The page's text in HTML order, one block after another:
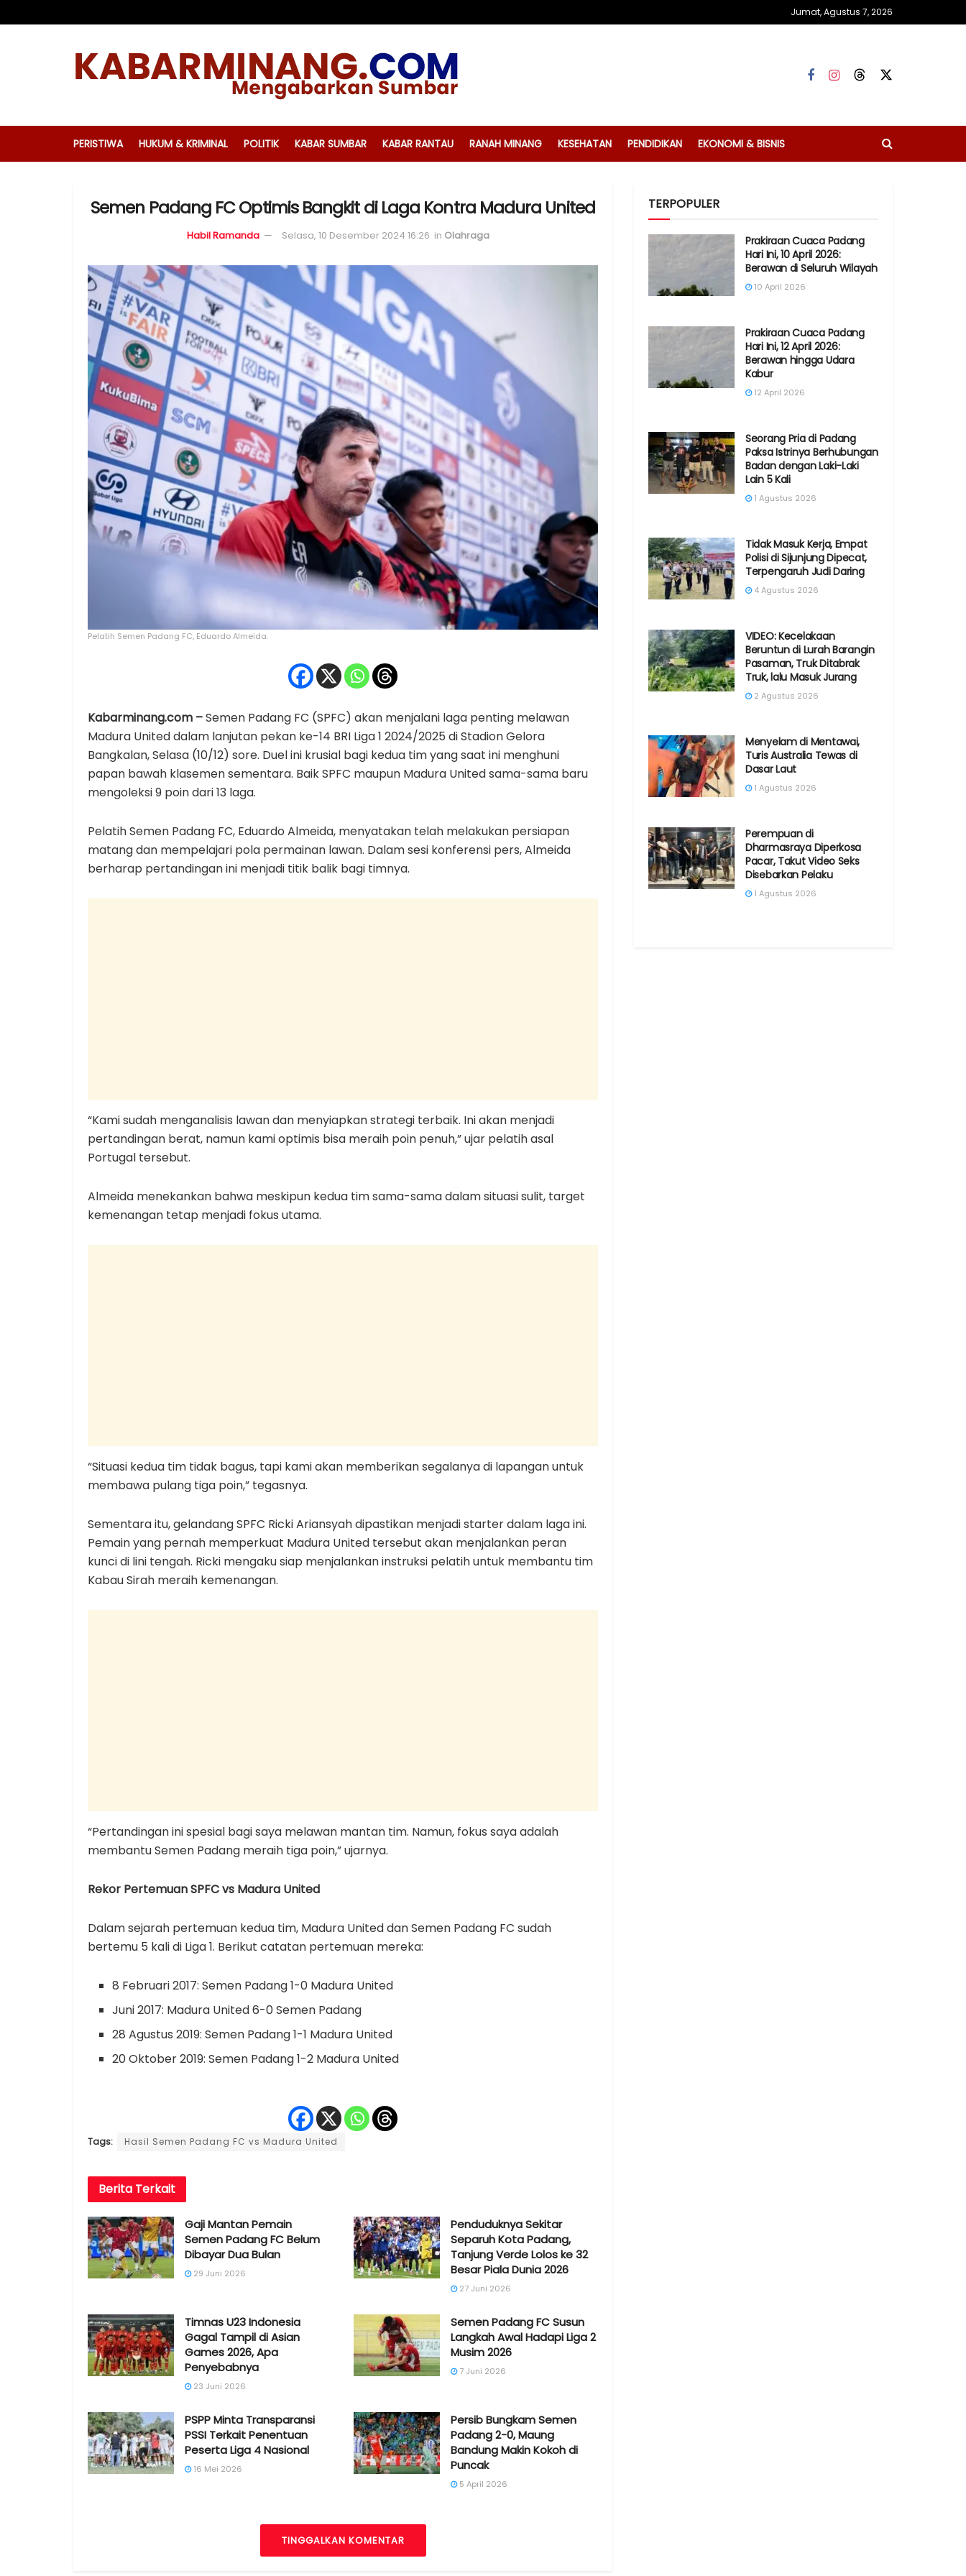
Jumat, Agustus 7, 2026
PERISTIWA HUKUM & KRIMINAL POLITIK KABAR SUMBAR KABAR RANTAU RANAH MINANG KESEHATAN PENDIDIKAN EKONOMI & BISNIS
Semen Padang FC Optimis Bangkit di Laga Kontra Madura United
Habil Ramanda Selasa, 10 Desember 2024 16:26 in Olahraga
Pelatih Semen Padang FC, Eduardo Almeida.
Kabarminang.com –Semen Padang FC (SPFC) akan menjalani laga penting melawan
Madura United dalam lanjutan pekan ke-14 BRI Liga 1 2024/2025 di Stadion Gelora
Bangkalan, Selasa (10/12) sore. Duel ini krusial bagi kedua tim yang saat ini menghuni
papan bawah klasemen sementara. Baik SPFC maupun Madura United sama-sama baru
mengoleksi 9 poin dari 13 laga.
Pelatih Semen Padang FC, Eduardo Almeida, menyatakan telah melakukan persiapan
matang dan mempelajari pola permainan lawan. Dalam sesi konferensi pers, Almeida
berharap pertandingan ini menjadi titik balik bagi timnya.
“Kami sudah menganalisis lawan dan menyiapkan strategi terbaik. Ini akan menjadi
pertandingan berat, namun kami optimis bisa meraih poin penuh,” ujar pelatih asal
Portugal tersebut.
Almeida menekankan bahwa meskipun kedua tim sama-sama dalam situasi sulit, target
kemenangan tetap menjadi fokus utama.
“Situasi kedua tim tidak bagus, tapi kami akan memberikan segalanya di lapangan untuk
membawa pulang tiga poin,” tegasnya.
Sementara itu, gelandang SPFC Ricki Ariansyah dipastikan menjadi starter dalam laga ini.
Pemain yang pernah memperkuat Madura United tersebut akan menjalankan peran
kunci di lini tengah. Ricki mengaku siap menjalankan instruksi pelatih untuk membantu tim
Kabau Sirah meraih kemenangan.
“Pertandingan ini spesial bagi saya melawan mantan tim. Namun, fokus saya adalah
membantu Semen Padang meraih tiga poin,” ujarnya.
Rekor Pertemuan SPFC vs Madura United
Dalam sejarah pertemuan kedua tim, Madura United dan Semen Padang FC sudah
bertemu 5 kali di Liga 1. Berikut catatan pertemuan mereka:
8 Februari 2017: Semen Padang 1-0 Madura United
Juni 2017: Madura United 6-0 Semen Padang
28 Agustus 2019: Semen Padang 1-1 Madura United
20 Oktober 2019: Semen Padang 1-2 Madura United
Tags: Hasil Semen Padang FC vs Madura United
Berita Terkait
Gaji Mantan Pemain
Semen Padang FC Belum
Dibayar Dua Bulan
29 Juni 2026
Penduduknya Sekitar
Separuh Kota Padang,
Tanjung Verde Lolos ke 32
Besar Piala Dunia 2026
27 Juni 2026
Timnas U23 Indonesia
Gagal Tampil di Asian
Games 2026, Apa
Penyebabnya
23 Juni 2026
Semen Padang FC Susun
Langkah Awal Hadapi Liga 2
Musim 2026
7 Juni 2026
PSPP Minta Transparansi
PSSI Terkait Penentuan
Peserta Liga 4 Nasional
16 Mei 2026
Persib Bungkam Semen
Padang 2-0, Maung
Bandung Makin Kokoh di
Puncak
5 April 2026
TINGGALKAN KOMENTAR
TERPOPULER
Prakiraan Cuaca Padang
Hari Ini, 10 April 2026:
Berawan di Seluruh Wilayah
10 April 2026
Prakiraan Cuaca Padang
Hari Ini, 12 April 2026:
Berawan hingga Udara
Kabur
12 April 2026
Seorang Pria di Padang
Paksa Istrinya Berhubungan
Badan dengan Laki-Laki
Lain 5 Kali
1 Agustus 2026
Tidak Masuk Kerja, Empat
Polisi di Sijunjung Dipecat,
Terpengaruh Judi Daring
4 Agustus 2026
VIDEO: Kecelakaan
Beruntun di Lurah Barangin
Pasaman, Truk Ditabrak
Truk, lalu Masuk Jurang
2 Agustus 2026
Menyelam di Mentawai,
Turis Australia Tewas di
Dasar Laut
1 Agustus 2026
Perempuan di
Dharmasraya Diperkosa
Pacar, Takut Video Seks
Disebarkan Pelaku
1 Agustus 2026